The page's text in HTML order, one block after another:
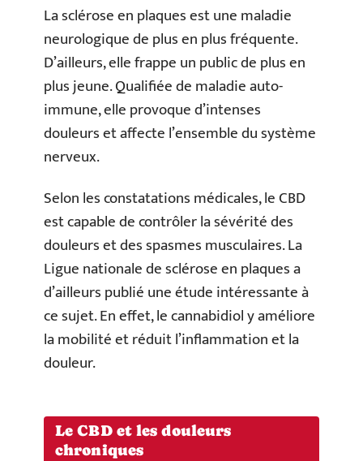
La sclérose en plaques est une maladie
neurologique de plus en plus fréquente.
D’ailleurs, elle frappe un public de plus en
plus jeune. Qualifiée de maladie auto-
immune, elle provoque d’intenses
douleurs et affecte l’ensemble du système
nerveux.
Selon les constatations médicales, le CBD
est capable de contrôler la sévérité des
douleurs et des spasmes musculaires. La
Ligue nationale de sclérose en plaques a
d’ailleurs publié une étude intéressante à
ce sujet. En effet, le cannabidiol y améliore
la mobilité et réduit l’inflammation et la
douleur.
Le CBD et les douleurs
chroniques